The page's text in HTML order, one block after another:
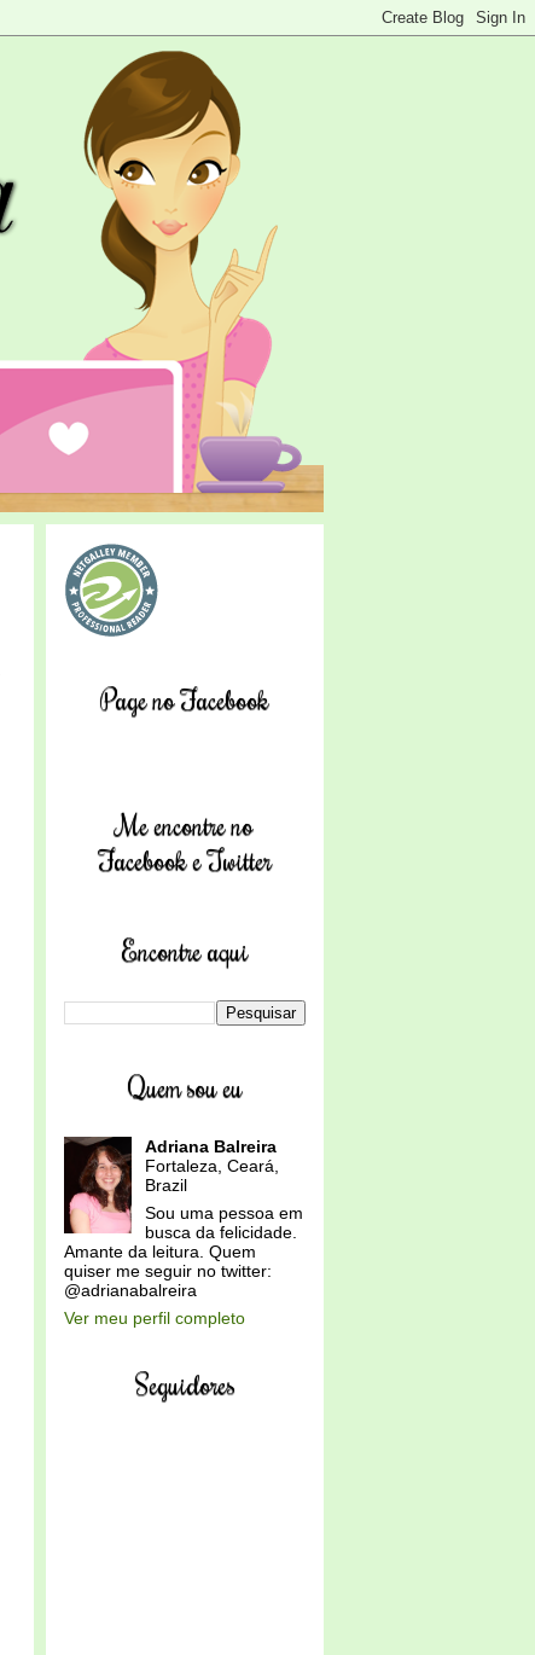
Page no Facebook
Me encontre no
Facebook e Twitter
Encontre aqui
Quem sou eu
Adriana Balreira
Fortaleza, Ceará,
Brazil
Sou uma pessoa em
busca da felicidade.
Amante da leitura. Quem
quiser me seguir no twitter:
@adrianabalreira
Ver meu perfil completo
Seguidores